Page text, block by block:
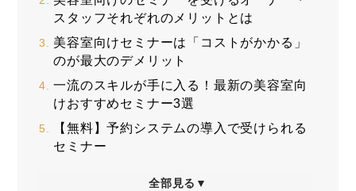
スタッフそれぞれのメリットとは
美容室向けセミナーは「コストがかかる」
のが最大のデメリット
一流のスキルが手に入る！最新の美容室向
けおすすめセミナー3選
【無料】予約システムの導入で受けられる
セミナー
全部見る▼